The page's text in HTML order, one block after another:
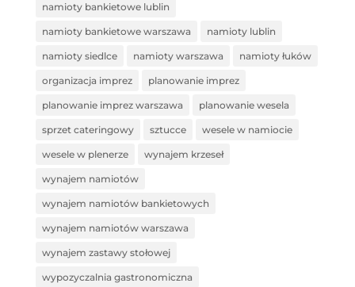
namioty bankietowe lublin
namioty bankietowe warszawa namioty lublin
namioty siedlce namioty warszawa namioty łuków
organizacja imprez planowanie imprez
planowanie imprez warszawa planowanie wesela
sprzet cateringowy sztucce wesele w namiocie
wesele w plenerze wynajem krzeseł
wynajem namiotów
wynajem namiotów bankietowych
wynajem namiotów warszawa
wynajem zastawy stołowej
wypozyczalnia gastronomiczna